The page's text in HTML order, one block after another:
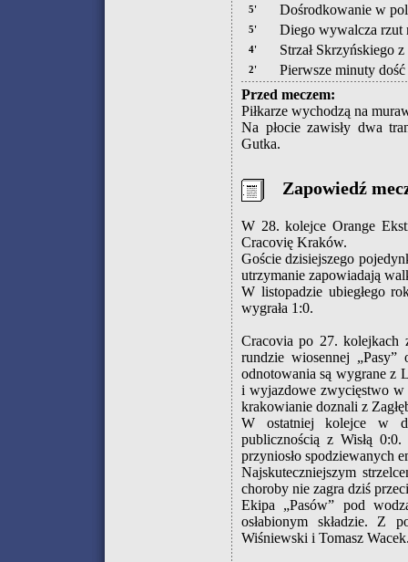
5' Dośrodkowanie w
5' Diego wywalcza rzut
4' Strzał Skrzyńskiego
2'
Pierwsze minuty
Przed meczem:
Piłkarze wychodzą na
Na płocie zawisły dwa
Gutka.
Zapowiedź
W 28. kolejce Orange
Cracovię Kraków.
Goście dzisiejszego
utrzymanie zapowiadają
W listopadzie ubiegłego
wygrała 1:0.
Cracovia po 27. kolejkach
rundzie wiosennej
odnotowania są wygrane z
i wyjazdowe zwycięstwo w
krakowianie doznali z
W ostatniej kolejce w
publicznością z Wisłą
przyniosło spodziewanych
Najskuteczniejszym
choroby nie zagra dziś
Ekipa „Pasów” pod
osłabionym składzie. Z
Wiśniewski i Tomasz